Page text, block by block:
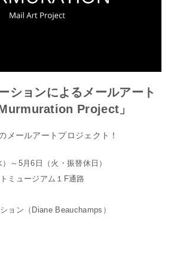
ションによるメールアート
Project」
メールアートプロジェクト！
～5月6日（火・振替休日）
ミュージアム１F通路
ョン（Diane Beauchamps）